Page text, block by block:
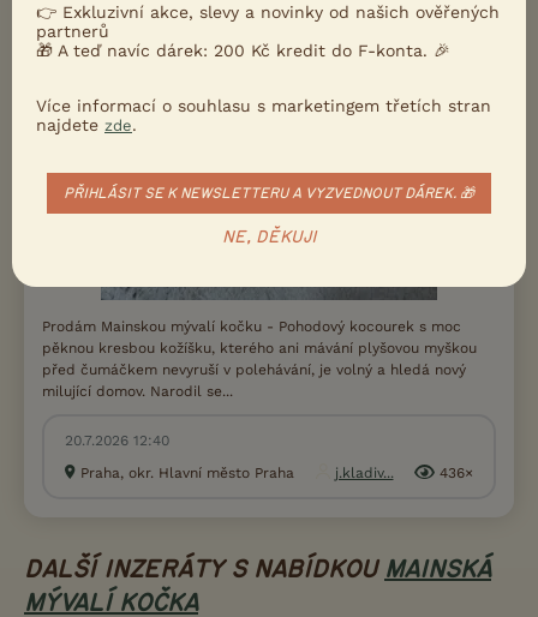
Pohodový kocourek s PP
Prodám Mainskou mývalí kočku - Pohodový kocourek s moc
pěknou kresbou kožíšku, kterého ani mávání plyšovou myškou
před čumáčkem nevyruší v polehávání, je volný a hledá nový
milující domov. Narodil se...
20.7.2026 12:40
Praha, okr. Hlavní město Praha
j.kladiv... 436×
DALŠÍ INZERÁTY S NABÍDKOU MAINSKÁ
MÝVALÍ KOČKA
👉 Exkluzivní akce, slevy a novinky od našich ověřených
partnerů
🎁 A teď navíc dárek: 200 Kč kredit do F-konta. 🎉
Více informací o souhlasu s marketingem třetích stran
najdete zde.
PŘIHLÁSIT SE K NEWSLETTERU A VYZVEDNOUT DÁREK. 🎁
NE, DĚKUJI